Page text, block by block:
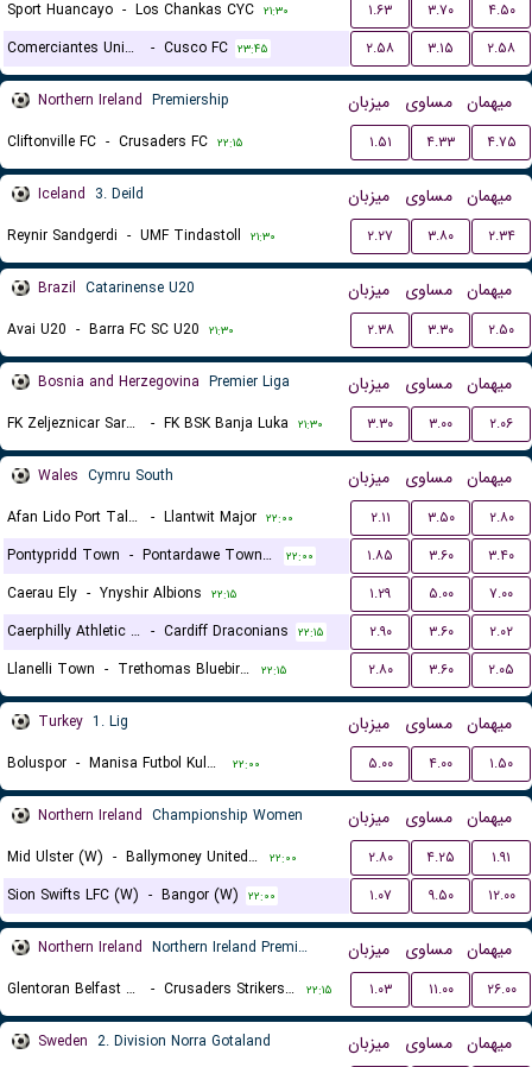
Sport Huancayo - Los Chankas CYC ۲۱:۳۰ ۱.۶۳ ۳.۷۰
۴.۵۰
Comerciantes Unidos
- Cusco FC ۲۳:۴۵ ۲.۵۸ ۳.۱۵ ۲.۵۸
Northern Ireland Premiership میزبان مساوی میهمان
Cliftonville FC - Crusaders FC ۲۲:۱۵ ۱.۵۱ ۴.۳۳ ۴.۷۵
Iceland 3. Deild میزبان مساوی میهمان
Reynir Sandgerdi - UMF Tindastoll ۲۱:۳۰ ۲.۲۷ ۳.۸۰ ۲.۳۴
Brazil Catarinense U20 میزبان مساوی میهمان
Avai U20 - Barra FC SC U20 ۲۱:۳۰ ۲.۳۸ ۳.۳۰ ۲.۵۰
Bosnia and Herzegovina Premier Liga میزبان مساوی میهمان
FK Zeljeznicar Sarajevo - FK BSK Banja Luka ۲۱:۳۰ ۳.۳۰ ۳.۰۰ ۲.۰۶
Wales Cymru South میزبان مساوی میهمان
Afan Lido Port Talbot - Llantwit Major ۲۲:۰۰ ۲.۱۱ ۳.۵۰
۲.۸۰
Pontypridd Town - Pontardawe Town A.F.C. ۲۲:۰۰ ۱.۸۵ ۳.۶۰
۳.۴۰
Caerau Ely - Ynyshir Albions ۲۲:۱۵ ۱.۲۹ ۵.۰۰
۷.۰۰
Caerphilly Athletic FC - Cardiff Draconians ۲۲:۱۵ ۲.۹۰ ۳.۶۰
۲.۰۲
Llanelli Town - Trethomas Bluebirds ۲۲:۱۵ ۲.۸۰ ۳.۶۰ ۲.۰۵
Turkey 1. Lig میزبان مساوی میهمان
Boluspor - Manisa Futbol Kulubu ۲۲:۰۰ ۵.۰۰ ۴.۰۰ ۱.۵۰
Northern Ireland Championship Women میزبان مساوی میهمان
Mid Ulster (W) - Ballymoney United (W) ۲۲:۰۰ ۲.۸۰ ۴.۲۵
۱.۹۱
Sion Swifts LFC (W) - Bangor (W) ۲۲:۰۰ ۱.۰۷ ۹.۵۰ ۱۲.۰۰
Northern Ireland Northern Ireland Premier League Women میزبان مساوی میهمان
Glentoran Belfast United (W) - Crusaders Strikers FC (W) ۲۲:۱۵ ۱.۰۳ ۱۱.۰۰ ۲۶.۰۰
Sweden 2. Division Norra Gotaland میزبان مساوی میهمان